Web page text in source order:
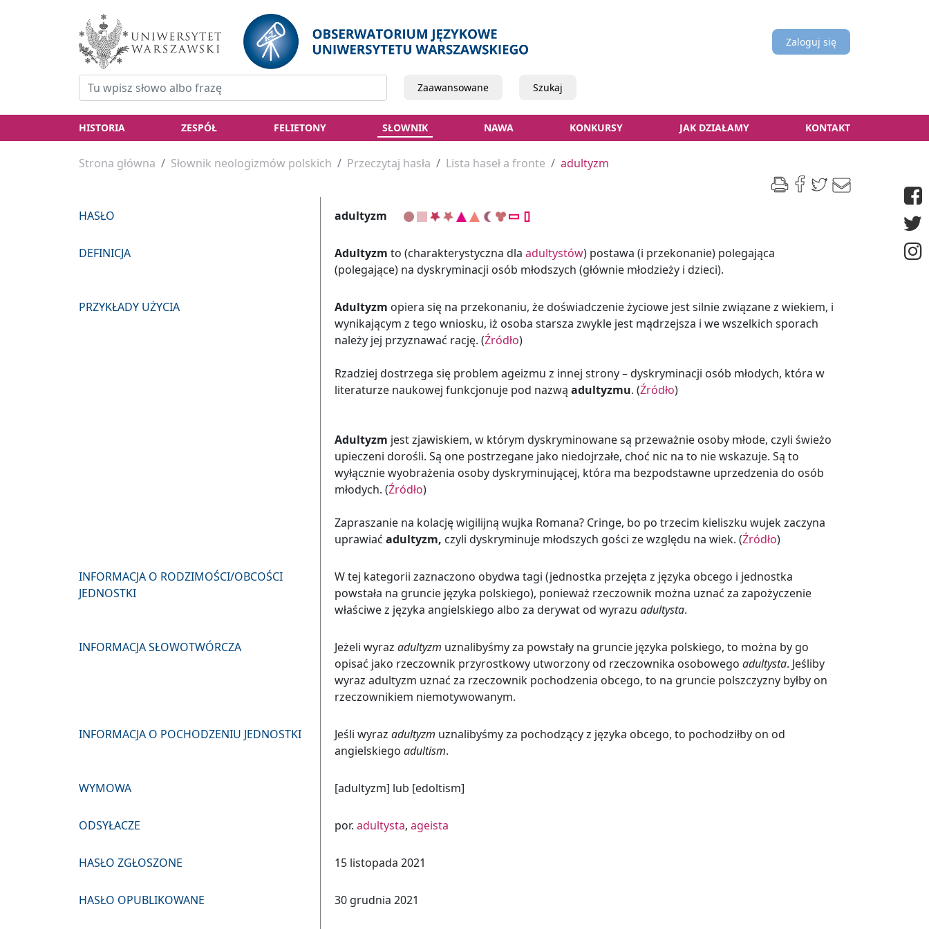
Zaloguj się
Zaawansowane Szukaj
HISTORIA ZESPÓŁ FELIETONY SŁOWNIK NAWA KONKURSY JAK DZIAŁAMY KONTAKT
Strona główna Słownik neologizmów polskich Przeczytaj hasła Lista haseł a fronte adultyzm
HASŁO adultyzm
DEFINICJA Adultyzm to (charakterystyczna dla adultystów) postawa (i przekonanie) polegająca
(polegające) na dyskryminacji osób młodszych (głównie młodzieży i dzieci).
PRZYKŁADY UŻYCIA Adultyzm opiera się na przekonaniu, że doświadczenie życiowe jest silnie związane z wiekiem, i
wynikającym z tego wniosku, iż osoba starsza zwykle jest mądrzejsza i we wszelkich sporach
należy jej przyznawać rację. (Źródło)
Rzadziej dostrzega się problem ageizmu z innej strony – dyskryminacji osób młodych, która w
literaturze naukowej funkcjonuje pod nazwą adultyzmu. (Źródło)
Adultyzm jest zjawiskiem, w którym dyskryminowane są przeważnie osoby młode, czyli świeżo
upieczeni dorośli. Są one postrzegane jako niedojrzałe, choć nic na to nie wskazuje. Są to
wyłącznie wyobrażenia osoby dyskryminującej, która ma bezpodstawne uprzedzenia do osób
młodych. (Źródło)
Zapraszanie na kolację wigilijną wujka Romana? Cringe, bo po trzecim kieliszku wujek zaczyna
uprawiać adultyzm, czyli dyskryminuje młodszych gości ze względu na wiek. (Źródło)
INFORMACJA O RODZIMOŚCI/OBCOŚCI
JEDNOSTKI
W tej kategorii zaznaczono obydwa tagi (jednostka przejęta z języka obcego i jednostka
powstała na gruncie języka polskiego), ponieważ rzeczownik można uznać za zapożyczenie
właściwe z języka angielskiego albo za derywat od wyrazu adultysta.
INFORMACJA SŁOWOTWÓRCZA Jeżeli wyraz adultyzm uznalibyśmy za powstały na gruncie języka polskiego, to można by go
opisać jako rzeczownik przyrostkowy utworzony od rzeczownika osobowego adultysta. Jeśliby
wyraz adultyzm uznać za rzeczownik pochodzenia obcego, to na gruncie polszczyzny byłby on
rzeczownikiem niemotywowanym.
INFORMACJA O POCHODZENIU JEDNOSTKI Jeśli wyraz adultyzm uznalibyśmy za pochodzący z języka obcego, to pochodziłby on od
angielskiego adultism.
WYMOWA [adultyzm] lub [edoltism]
ODSYŁACZE por. adultysta, ageista
HASŁO ZGŁOSZONE 15 listopada 2021
HASŁO OPUBLIKOWANE 30 grudnia 2021